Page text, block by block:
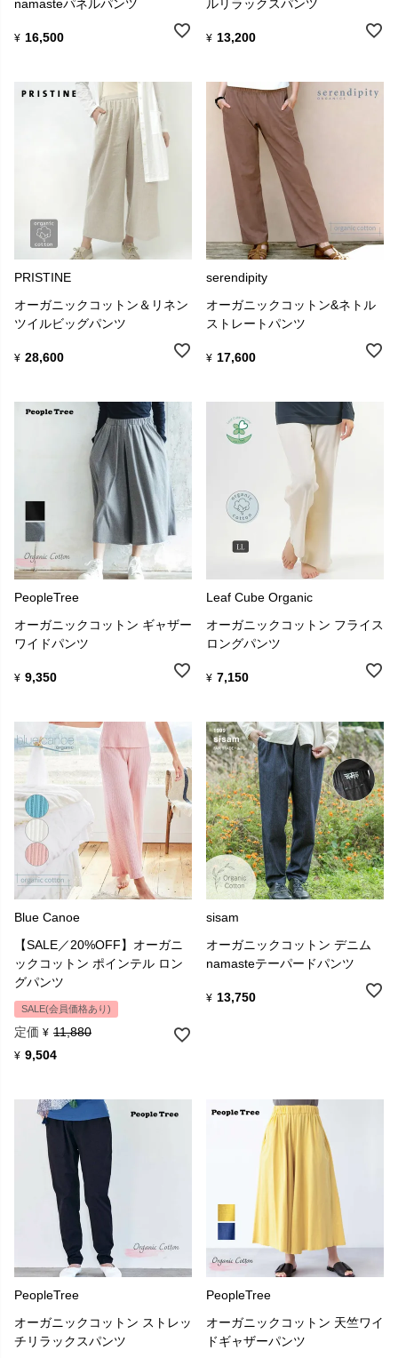
namasteパネルパンツ
¥ 16,500
ルリラックスパンツ
¥ 13,200
PRISTINE
オーガニックコットン＆リネン
ツイルビッグパンツ
¥ 28,600
serendipity
オーガニックコットン&ネトル
ストレートパンツ
¥ 17,600
PeopleTree
オーガニックコットン ギャザー
ワイドパンツ
¥ 9,350
Leaf Cube Organic
オーガニックコットン フライス
ロングパンツ
¥ 7,150
Blue Canoe
【SALE／20%OFF】オーガニ
ックコットン ポインテル ロン
グパンツ
SALE(会員価格あり)
定価 ¥ 11,880
¥ 9,504
sisam
オーガニックコットン デニム
namasteテーパードパンツ
¥ 13,750
PeopleTree
オーガニックコットン ストレッ
チリラックスパンツ
PeopleTree
オーガニックコットン 天竺ワイ
ドギャザーパンツ